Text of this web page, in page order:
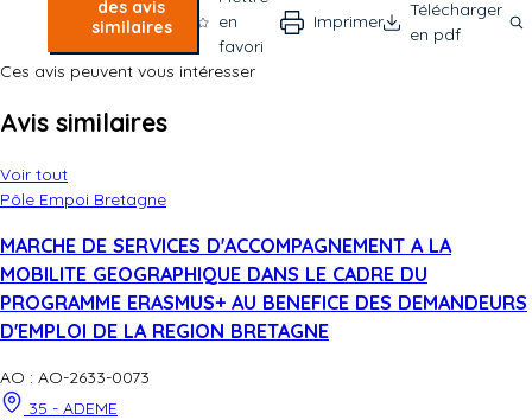
des avis
similaires
en
favori
Imprimer
Télécharger
en pdf
Ces avis peuvent vous intéresser
Avis similaires
Voir tout
Pôle Empoi Bretagne
MARCHE DE SERVICES D'ACCOMPAGNEMENT A LA
MOBILITE GEOGRAPHIQUE DANS LE CADRE DU
PROGRAMME ERASMUS+ AU BENEFICE DES DEMANDEURS
D'EMPLOI DE LA REGION BRETAGNE
AO : AO-2633-0073
35 - ADEME